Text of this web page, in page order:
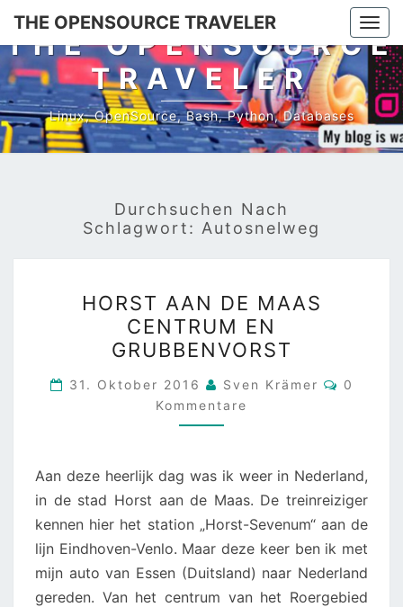
Skip
content
THE OPENSOURCE TRAVELER
THE OPENSOURCE
TRAVELER
Linux, OpenSource, Bash, Python, Databases
Durchsuchen Nach
Schlagwort: Autosnelweg
AAN
DE
MAAS
CENTRUM
EN
GRUBBENVORST
HORST AAN DE MAAS
CENTRUM EN
GRUBBENVORST
31. Oktober 2016 Sven Krämer
0
Kommentare
Aan deze heerlijk dag was ik weer in Nederland,
in de stad Horst aan de Maas. De treinreiziger
kennen hier het station „Horst-Sevenum“ aan de
lijn Eindhoven-Venlo. Maar deze keer ben ik met
mijn auto van Essen (Duitsland) naar Nederland
gereden. Van het centrum van het Roergebied